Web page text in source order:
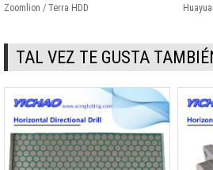
Zoomlion / Terra HDD
TAL VEZ TE GUSTA